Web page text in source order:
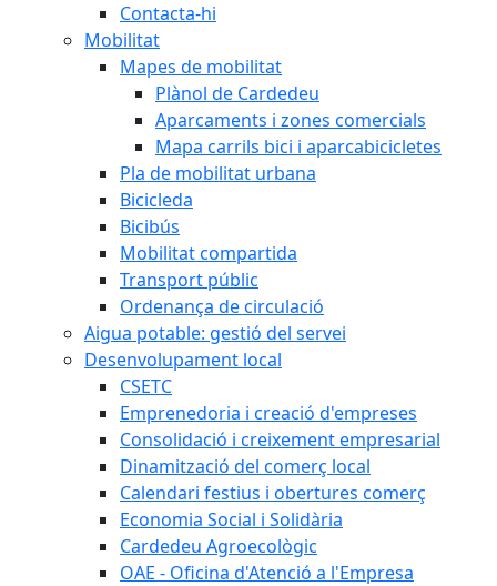
Contacta-hi
Mobilitat
Mapes de mobilitat
Plànol de Cardedeu
Aparcaments i zones comercials
Mapa carrils bici i aparcabicicletes
Pla de mobilitat urbana
Bicicleda
Bicibús
Mobilitat compartida
Transport públic
Ordenança de circulació
Aigua potable: gestió del servei
Desenvolupament local
CSETC
Emprenedoria i creació d'empreses
Consolidació i creixement empresarial
Dinamització del comerç local
Calendari festius i obertures comerç
Economia Social i Solidària
Cardedeu Agroecològic
OAE - Oficina d'Atenció a l'Empresa